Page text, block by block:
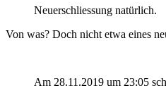
Neuerschliessung natürlich.
Von was? Doch nicht etwa eines
Am 28.11.2019 um 23:05